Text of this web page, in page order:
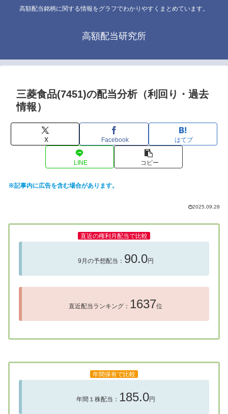
高額配当銘柄に関する情報をグラフでわかりやすくまとめています。
高額配当研究所
三菱食品(7451)の配当分析（利回り・過去
情報）
X Facebook はてブ
LINE コピー
※記事内に広告を含む場合があります。
2025.09.28
直近の権利月配当で比較
9月の予想配当： 90.0円
直近配当ランキング： 1637位
年間保有で比較
年間１株配当： 185.0円